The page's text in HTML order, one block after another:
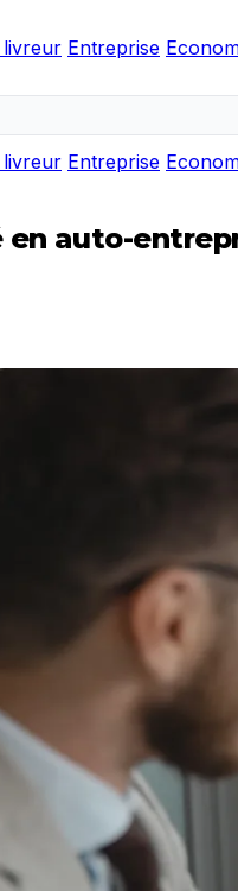
livreur Entreprise
livreur Entreprise
en auto-